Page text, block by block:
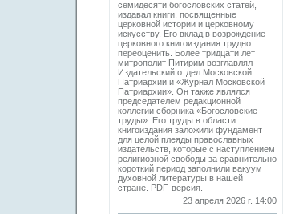
семидесяти богословских статей,
издавал книги, посвященные
церковной истории и церковному
искусству. Его вклад в возрождение
церковного книгоиздания трудно
переоценить. Более тридцати лет
митрополит Питирим возглавлял
Издательский отдел Московской
Патриархии и «Журнал Московской
Патриархии». Он также являлся
председателем редакционной
коллегии сборника «Богословские
труды». Его труды в области
книгоиздания заложили фундамент
для целой плеяды православных
издательств, которые с наступлением
религиозной свободы за сравнительно
короткий период заполнили вакуум
духовной литературы в нашей
стране. PDF-версия.
23 апреля 2026 г. 14:00